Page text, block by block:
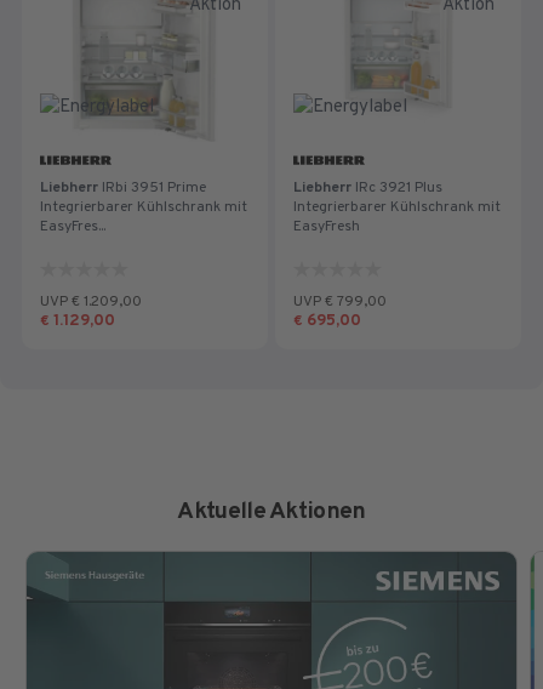
LiebherrIRbi 3951 Prime
Integrierbarer Kühlschrank mit
EasyFres...
5
€ 1.129,00
UVP € 1.209,00
Liebherr IRc 3921 Plus
Integrierbarer Kühlschrank mit
EasyFresh
5
Sternen.
€ 695,00
UVP € 799,00
Aktuelle Aktionen